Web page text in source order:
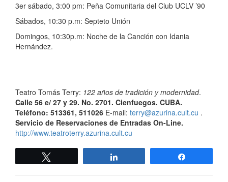
3er sábado, 3:00 pm: Peña Comunitaria del Club UCLV ’90
Sábados, 10:30 p.m: Septeto Unión
Domingos, 10:30p.m: Noche de la Canción con Idania
Hernández.
Teatro Tomás Terry: 122 años de tradición y modernidad.
Calle 56 e/ 27 y 29. No. 2701. Cienfuegos. CUBA.
Teléfono: 513361, 511026 E-mail: terry@azurina.cult.cu .
Servicio de Reservaciones de Entradas On-Line.
http://www.teatroterry.azurina.cult.cu